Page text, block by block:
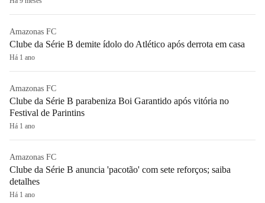
Amazonas FC
Clube da Série B demite ídolo do Atlético após derrota em casa
Há 1 ano
Amazonas FC
Clube da Série B parabeniza Boi Garantido após vitória no
Festival de Parintins
Há 1 ano
Amazonas FC
Clube da Série B anuncia 'pacotão' com sete reforços; saiba
detalhes
Há 1 ano